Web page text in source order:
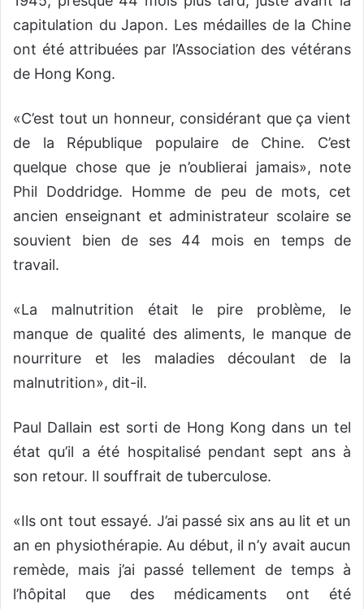
capitulation du Japon. Les médailles de la Chine
ont été attribuées par l’Association des vétérans
de Hong Kong.
«C’est tout un honneur, considérant que ça vient
de la République populaire de Chine. C’est
quelque chose que je n’oublierai jamais», note
Phil Doddridge. Homme de peu de mots, cet
ancien enseignant et administrateur scolaire se
souvient bien de ses 44 mois en temps de
travail.
«La malnutrition était le pire problème, le
manque de qualité des aliments, le manque de
nourriture et les maladies découlant de la
malnutrition», dit-il.
Paul Dallain est sorti de Hong Kong dans un tel
état qu’il a été hospitalisé pendant sept ans à
son retour. Il souffrait de tuberculose.
«Ils ont tout essayé. J’ai passé six ans au lit et un
an en physiothérapie. Au début, il n’y avait aucun
remède, mais j’ai passé tellement de temps à
l’hôpital que des médicaments ont été